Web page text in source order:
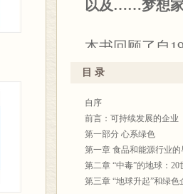
——高超群（中
做系统、深入
各国现代化的
相吻合，对推
——兰日旭（中
中心主任、教
这部力作值得
以及……梦想
本书回顾了自
段，从企业史
食品、美容业
究范围涵盖世
不同于传统企
时，需要保持
目 录
自序
前言：可持续发展的企业
第一部分 心系绿色
第一章 食品和能源行业
第二章 “中毒”的地球：
第三章 “地球升起”和绿色